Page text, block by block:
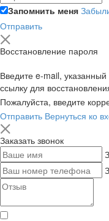
Запомнить меня
Отправить
Восстановление пароля
Введите e-mail,
ссылку для
Пожалуйста, введите
Отправить Вернуться ко
Заказать звонок